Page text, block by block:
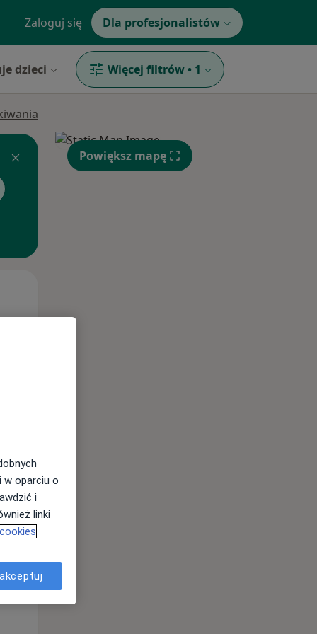
Zaloguj się Dla profesjonalistów
dzieci Więcej filtrów • 1
Wt,
Powiększ mapę
w oparciu o
i
linki